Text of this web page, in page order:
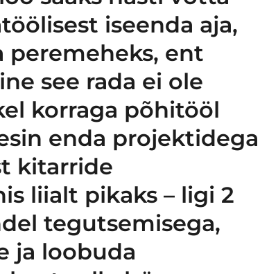
iseenda aja,
peremeheks, ent
see rada ei ole
korraga põhitööl
enda projektidega
kitarride
liialt pikaks – ligi 2
tegutsemisega,
ja loobuda